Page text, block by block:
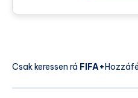
Csak keressen rá FIFA+